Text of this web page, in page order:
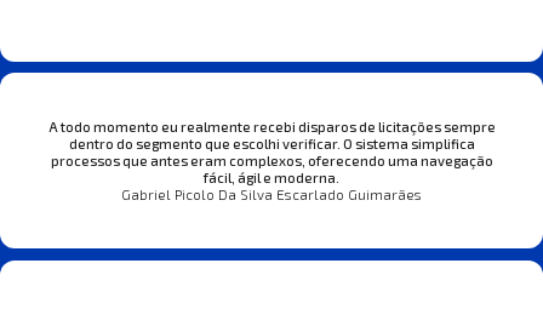
A todo momento eu realmente recebi disparos de licitações sempre
dentro do segmento que escolhi verificar. O sistema simplifica
processos que antes eram complexos, oferecendo uma navegação
fácil, ágil e moderna.
Gabriel Picolo Da Silva Escarlado Guimarães